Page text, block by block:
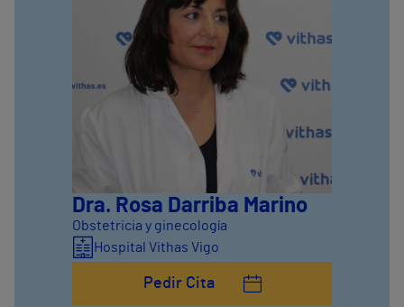
Dra. Rosa Darriba Marino
Obstetricia y ginecología
Hospital Vithas Vigo
Pedir Cita